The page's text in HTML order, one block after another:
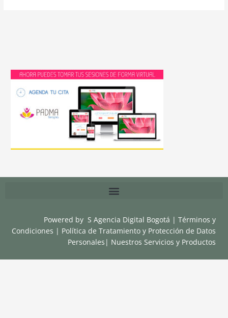
Powered by S Agencia Digital Bogotá |Términos y
Condiciones | Política de Tratamiento y Protección de Datos
Personales | Nuestros Servicios y Productos